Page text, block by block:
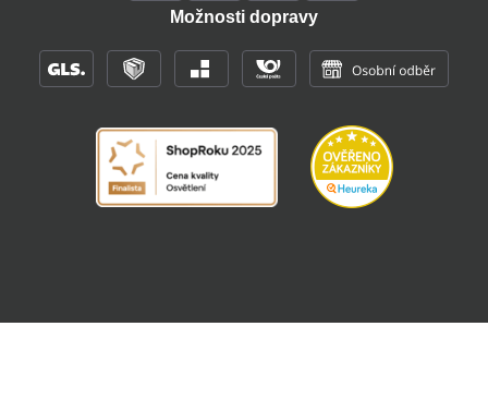
Možnosti dopravy